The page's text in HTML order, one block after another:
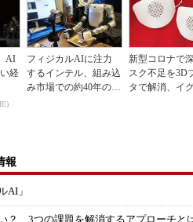
AI
経
フィジカルAIに注力
するインテル、組み込
み市場での約40年の実
新型コロナで
スク不足を3D
タで解消、イ
報
AI」
？ 3つの課題を解消するアプローチと